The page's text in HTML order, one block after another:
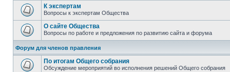
К экспертам
Вопросы к экспертам Общества
О сайте Общества
Вопросы по работе и предложения по развитию сайта и форума
Форум для членов правления
По итогам Общего собрания
Обсуждение мероприятий во исполнения решений Общего собрания